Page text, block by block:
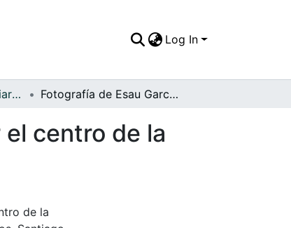
Log In
APFFVC - Fotos Familiares - Patrimonial Fotografía de Esau García González, paseando por el centro de la ciudad
centro de la
de la